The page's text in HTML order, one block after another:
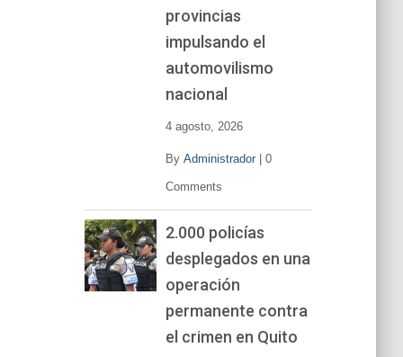
provincias
impulsando el
automovilismo
nacional
4 agosto, 2026
By Administrador| 0
Comments
2.000 policías
desplegados en una
operación
permanente contra
el crimen en Quito